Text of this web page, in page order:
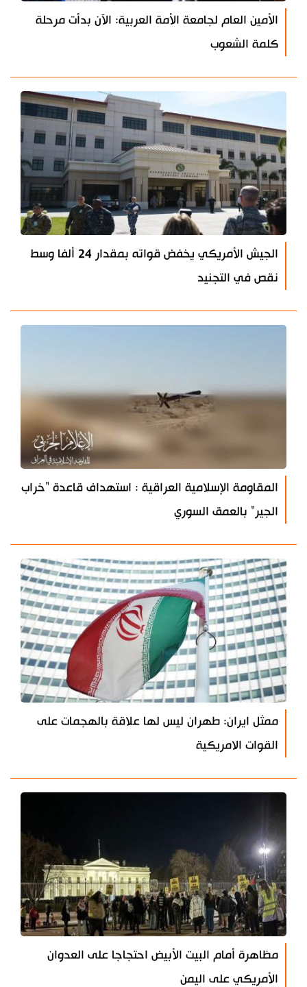
الأمين العام لجامعة الأمة العربية: الآن بدأت مرحلة
كلمة الشعوب
الجيش الأمريكي يخفض قواته بمقدار 24 ألفا وسط
نقص في التجنيد
المقاومة الإسلامية العراقية : استهداف قاعدة "خراب
الجير" بالعمق السوري
ممثل ايران: طهران ليس لها علاقة بالهجمات على
القوات الامريكية
مظاهرة أمام البيت الأبيض احتجاجا على العدوان
الأمريكي على اليمن